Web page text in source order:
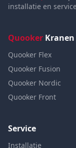
installatie en
Quooker Kranen
Quooker Flex
Quooker Fusion
Quooker Nordic
Quooker Front
Service
Installatie